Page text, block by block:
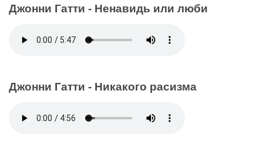
Джонни Гатти - Ненавидь или люби
Джонни Гатти - Никакого расизма